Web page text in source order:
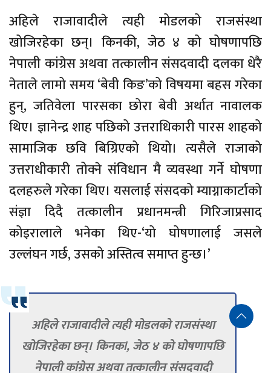
अहिले राजावादीले त्यही मोडलको राजसंस्था
खोजिरहेका छन्। किनकी, जेठ ४ को घोषणापछि
नेपाली कांग्रेस अथवा तत्कालीन संसदवादी दलका धेरै
नेताले लामो समय ‘बेवी किङ’को विषयमा बहस गरेका
हुन्, जतिवेला पारसका छोरा बेवी अर्थात नावालक
थिए। ज्ञानेन्द्र शाह पछिको उत्तराधिकारी पारस शाहको
सामाजिक छवि बिग्रिएको थियो। त्यसैले राजाको
उत्तराधीकारी तोक्ने संविधान मै व्यवस्था गर्ने घोषणा
दलहरुले गरेका थिए। यसलाई संसदको म्याग्नाकार्टाको
संज्ञा दिदै तत्कालीन प्रधानमन्त्री गिरिजाप्रसाद
कोइरालाले भनेका थिए-‘यो घोषणालाई जसले
उल्लंघन गर्छ, उसको अस्तित्व समाप्त हुन्छ।’
अहिले राजावादीले त्यही मोडलको राजसंस्था
खोजिरहेका छन्। किनकl, जेठ ४ को घोषणापछि
नेपाली कांग्रेस अथवा तत्कालीन संसदवादी